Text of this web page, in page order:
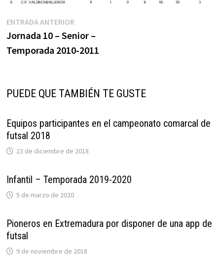
Navegación
de
entradas
ENTRADA ANTERIOREntrada
anterior:
Jornada 10 – Senior –
Temporada 2010-2011
PUEDE QUE TAMBIÉN TE GUSTE
Equipos participantes en el campeonato comarcal de
futsal 2018
23 de diciembre de 2018
Infantil – Temporada 2019-2020
5 de marzo de 2020
Pioneros en Extremadura por disponer de una app de
futsal
9 de noviembre de 2018